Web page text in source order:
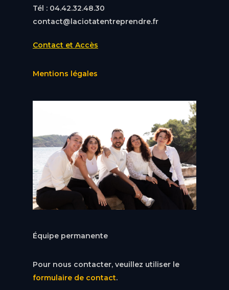
Tél : 04.42.32.48.30
contact@laciotatentreprendre.fr
Contact et Accès
Mentions légales
Équipe permanente
Pour nous contacter, veuillez utiliser le
formulaire de contact.